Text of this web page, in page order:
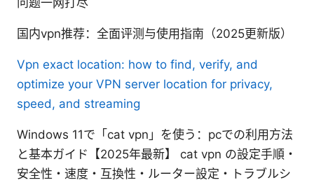
国内vpn推荐：全面评测与使用指南（2025更新版）
Vpn exact location: how to find, verify, and
optimize your VPN server location for privacy,
speed, and streaming
Windows 11で「cat vpn」を使う：pcでの利用方法
と基本ガイド【2025年最新】 cat vpn の設定手順・
安全性・速度・互換性・ルーター設定・トラブルシ